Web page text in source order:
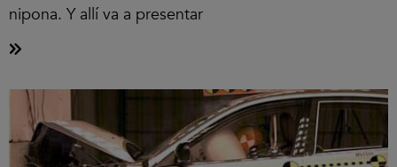
nipona. Y allí va a presentar